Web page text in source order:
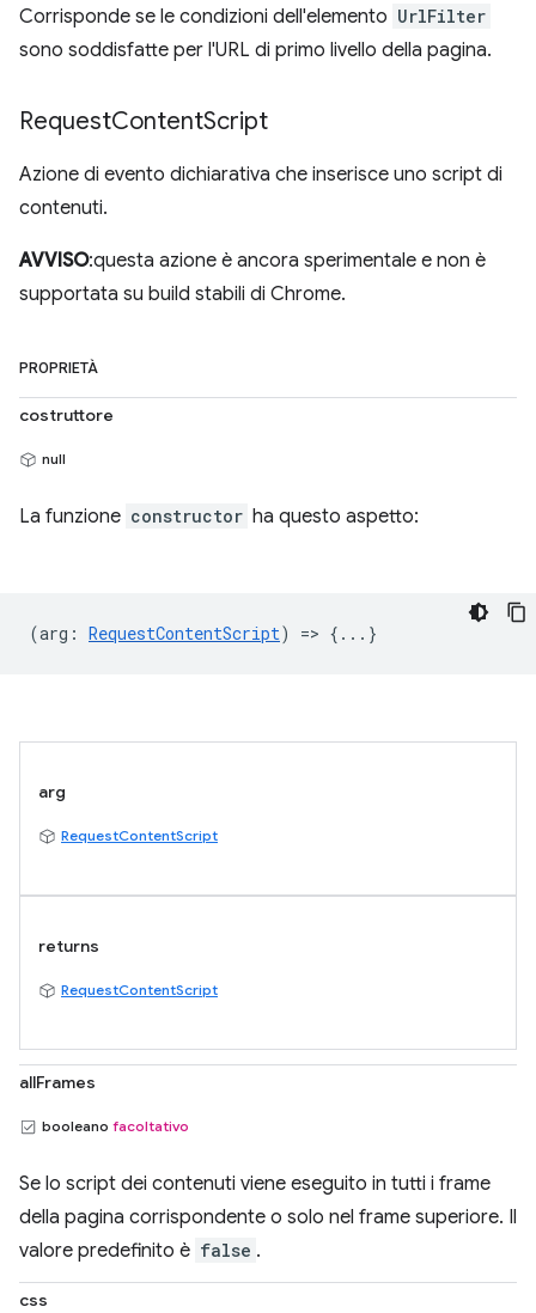
Corrisponde se le condizioni dell'elemento UrlFilter
sono soddisfatte per l'URL di primo livello della pagina.
RequestContentScript
Azione di evento dichiarativa che inserisce uno script di
contenuti.
AVVISO:questa azione è ancora sperimentale e non è
supportata su build stabili di Chrome.
PROPRIETÀ
costruttore
null
La funzione constructor ha questo aspetto:
(arg : RequestContentScript) => {...}
arg
RequestContentScript
returns
RequestContentScript
allFrames
booleano facoltativo
Se lo script dei contenuti viene eseguito in tutti i frame
della pagina corrispondente o solo nel frame superiore. Il
valore predefinito è false .
css